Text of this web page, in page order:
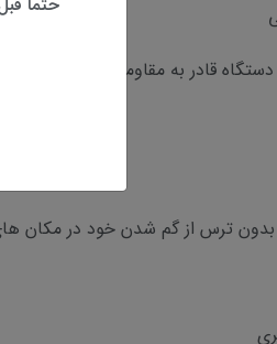
قادر به مقاومت در برابر
بدون ترس از گم شدن خود در مکان